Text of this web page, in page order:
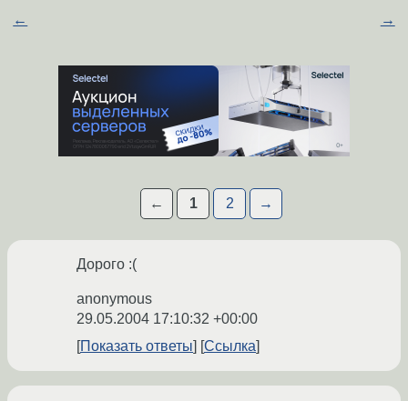
← →
← 1 2 →
Дорого :(
anonymous
29.05.2004 17:10:32 +00:00
Показать ответы
Ссылка